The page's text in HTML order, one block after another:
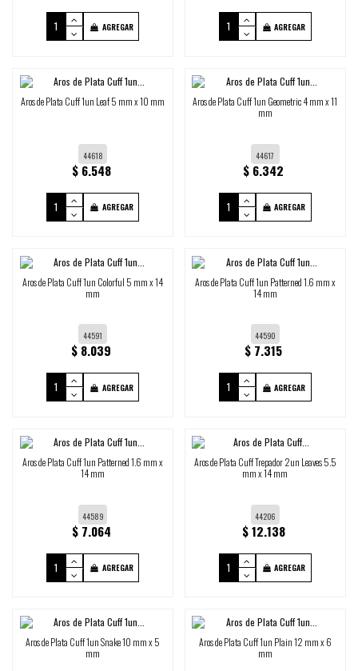
AGREGAR AGREGAR
Aros de Plata Cuff 1un Leaf 5 mm x 10 mm
44618
$ 6.548
AGREGAR
Aros de Plata Cuff 1un Geometric 4 mm x 11
mm
44617
$ 6.342
AGREGAR
Aros de Plata Cuff 1un Colorful 5 mm x 14
mm
44591
$ 8.039
AGREGAR
Aros de Plata Cuff 1un Patterned 1.6 mm x
14 mm
44590
$ 7.315
AGREGAR
Aros de Plata Cuff 1un Patterned 1.6 mm x
14 mm
44589
$ 7.064
AGREGAR
Aros de Plata Cuff Trepador 2un Leaves 5.5
mm x 14 mm
44206
$ 12.138
AGREGAR
Aros de Plata Cuff 1un Snake 10 mm x 5
mm
Aros de Plata Cuff 1un Plain 12 mm x 6
mm